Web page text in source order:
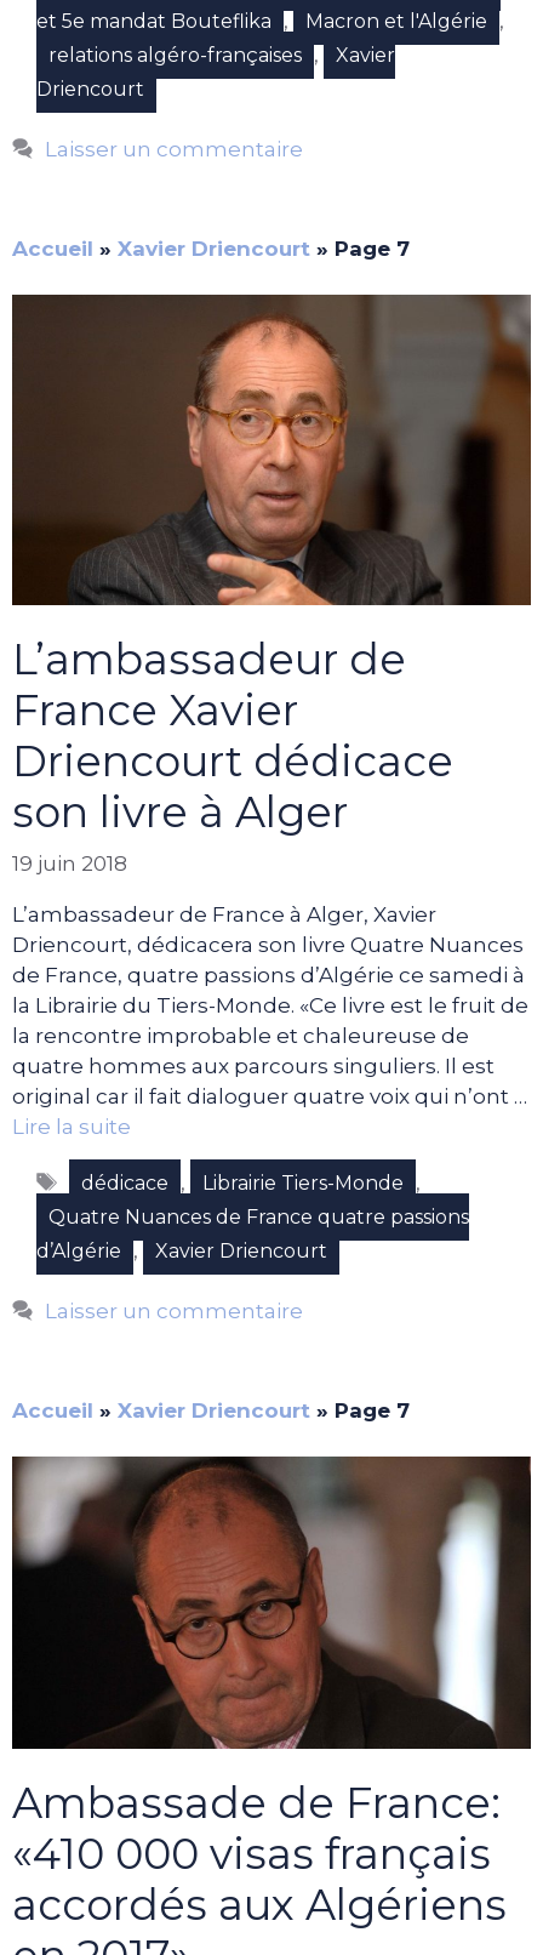
et 5e mandat Bouteflika
, Macron et l'Algérie ,
relations algéro-françaises ,
Xavier
Driencourt
Laisser un commentaire
Accueil » Xavier Driencourt » Page 7
L’ambassadeur de
France Xavier
Driencourt dédicace
son livre à Alger
19 juin 2018
L’ambassadeur de France à Alger, Xavier
Driencourt, dédicacera son livre Quatre Nuances
de France, quatre passions d’Algérie ce samedi à
la Librairie du Tiers-Monde. «Ce livre est le fruit de
la rencontre improbable et chaleureuse de
quatre hommes aux parcours singuliers. Il est
original car il fait dialoguer quatre voix qui n’ont …
Lire la suite
Étiquettes
dédicace , Librairie Tiers-Monde ,
Quatre Nuances de France quatre passions
d’Algérie
, Xavier Driencourt
Laisser un commentaire
Accueil » Xavier Driencourt » Page 7
Ambassade de France:
«410 000 visas français
accordés aux Algériens